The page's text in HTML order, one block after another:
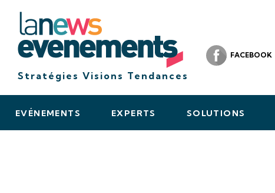
Stratégies Visions Tendances
FACEBOOK
EVÉNEMENTS EXPERTS SOLUTIONS